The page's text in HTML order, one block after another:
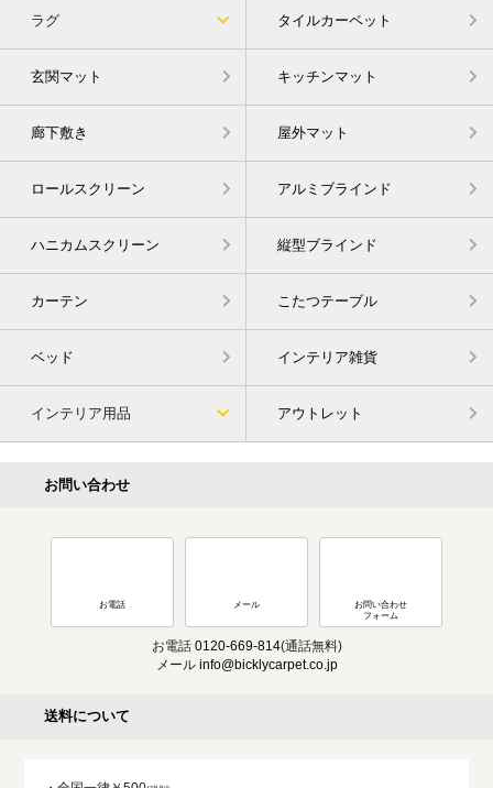
ラグ タイルカーペット
玄関マット キッチンマット
廊下敷き 屋外マット
ロールスクリーン アルミブラインド
ハニカムスクリーン 縦型ブラインド
カーテン こたつテーブル
ベッド インテリア雑貨
インテリア用品 アウトレット
お問い合わせ
お電話 メール
お問い合わせ
フォーム
お電話 0120-669-814(通話無料)
メール info@bicklycarpet.co.jp
送料について